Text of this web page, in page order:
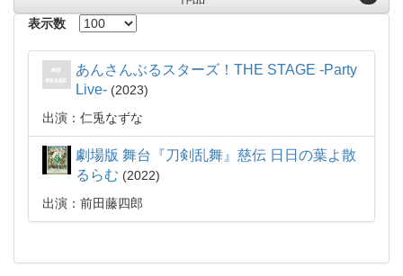
表示数
あんさんぶるスターズ！THE STAGE -Party
Live-
2023
出演：仁兎なずな
劇場版 舞台『刀剣乱舞』慈伝 日日の葉よ散
るらむ
2022
出演：前田藤四郎